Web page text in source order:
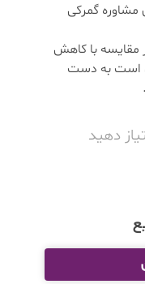
گمرکی
مقایسه با کاهش
است به دست
دهید